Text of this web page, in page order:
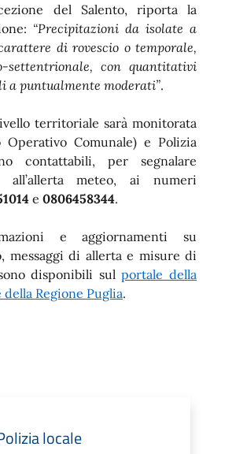
del Salento, riporta la
“Precipitazioni da isolate a
di rovescio o temporale,
settentrionale, con quantitativi
a puntualmente moderati”.
territoriale sarà monitorata
Operativo Comunale) e Polizia
contattabili, per segnalare
all’allerta meteo, ai numeri
e 0806458344.
e aggiornamenti su
messaggi di allerta e misure di
disponibili sulportale della
Regione Puglia.
locale